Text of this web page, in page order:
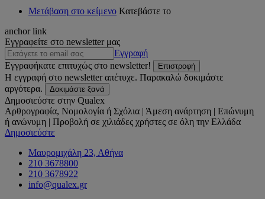
Μετάβαση στο κείμενο Κατεβάστε το
anchor link
Εγγραφείτε στο newsletter μας
Εγγραφή
Εγγραφήκατε επιτυχώς στο newsletter!
Επιστροφή
Η εγγραφή στο newsletter απέτυχε. Παρακαλώ δοκιμάστε
αργότερα.
Δοκιμάστε ξανά
Δημοσιεύστε στην Qualex
Αρθρογραφία, Νομολογία ή Σχόλια | Άμεση ανάρτηση | Επώνυμη
ή ανώνυμη | Προβολή σε χιλιάδες χρήστες σε όλη την Ελλάδα
Δημοσιεύστε
Μαυρομιχάλη 23, Αθήνα
210 3678800
210 3678922
info@qualex.gr